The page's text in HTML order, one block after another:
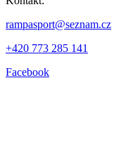
rampasport@seznam.cz
+420 773 285 141
Facebook